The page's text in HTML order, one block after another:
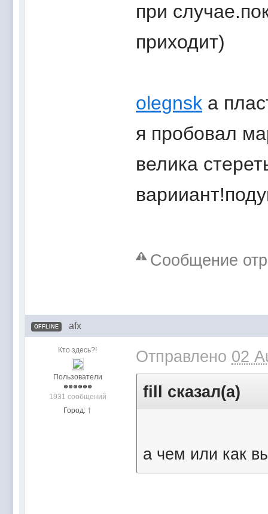
при
приходит)
olegnsk а
я пробовал
велика
Сообщение
OFFLINE afx
Кто здесь?!
Пользователи
1931 сообщений
Город: †
Отправлено 02
fill сказал(а)
а чем или как